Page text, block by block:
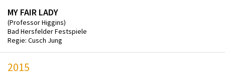
MY FAIR LADY
(Professor Higgins)
Bad Hersfelder Festspiele
Regie: Cusch Jung
2015